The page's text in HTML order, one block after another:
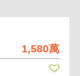
1,580萬